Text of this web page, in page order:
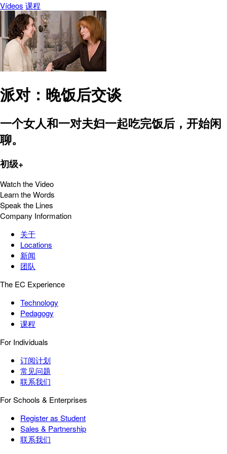
Vídeos 课程
派对：晚饭后交谈
一个女人和一对夫妇一起吃完饭后，开始闲
聊。
初级+
Watch the Video
Learn the Words
Speak the Lines
Company Information
关于
Locations
新闻
团队
The EC Experience
Technology
Pedagogy
课程
For Individuals
订阅计划
常见问题
联系我们
For Schools & Enterprises
Register as Student
Sales & Partnership
联系我们